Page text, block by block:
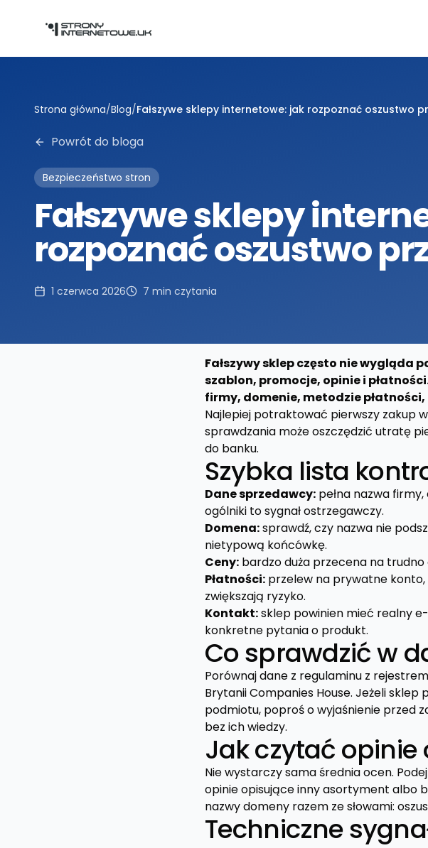
Strona główna/Blog/Fałszywe sklepy internetowe: jak rozpoznać oszustwo
Powrót do bloga
Bezpieczeństwo stron
Fałszywe sklepy
rozpoznać oszustwo
1 czerwca 2026 7 min czytania
Fałszywy sklep często nie wygląda
szablon, promocje, opinie i
firmy, domenie, metodzie
Najlepiej potraktować pierwszy zakup
sprawdzania może oszczędzić utratę
do banku.
Szybka lista
Dane sprzedawcy: pełna nazwa
ogólniki to sygnał ostrzegawczy.
Domena:sprawdź, czy nazwa nie
nietypową końcówkę.
Ceny: bardzo duża przecena na
Płatności: przelew na prywatne konto,
zwiększają ryzyko.
Kontakt:sklep powinien mieć realny
konkretne pytania o produkt.
Co sprawdzić w
Porównaj dane z regulaminu z
Brytanii Companies House. Jeżeli sklep
podmiotu, poproś o wyjaśnienie przed
bez ich wiedzy.
Jak czytać opinie
Nie wystarczy sama średnia ocen.
opinie opisujące inny asortyment albo
nazwy domeny razem ze słowami:
Techniczne